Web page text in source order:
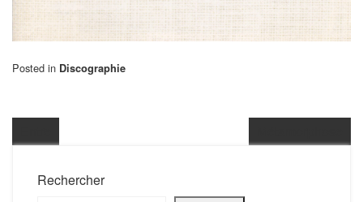
Posted in Discographie
Rechercher